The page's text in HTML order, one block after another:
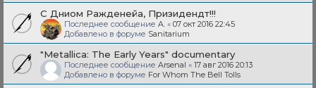
С Дниом Ражденейа, Призидендт!!!
Последнее сообщение A. « 07 окт 2016 22:45
Добавлено в форуме Sanitarium
"Metallica: The Early Years" documentary
Последнее сообщение Arsenal « 17 авг 2016 20:13
Добавлено в форуме For Whom The Bell Tolls